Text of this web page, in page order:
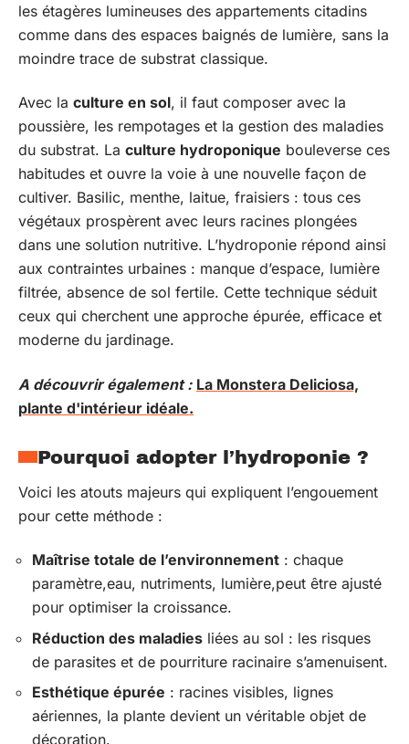
les étagères lumineuses des appartements citadins
comme dans des espaces baignés de lumière, sans la
moindre trace de substrat classique.
Avec la culture en sol, il faut composer avec la
poussière, les rempotages et la gestion des maladies
du substrat. La culture hydroponique bouleverse ces
habitudes et ouvre la voie à une nouvelle façon de
cultiver. Basilic, menthe, laitue, fraisiers : tous ces
végétaux prospèrent avec leurs racines plongées
dans une solution nutritive. L’hydroponie répond ainsi
aux contraintes urbaines : manque d’espace, lumière
filtrée, absence de sol fertile. Cette technique séduit
ceux qui cherchent une approche épurée, efficace et
moderne du jardinage.
A découvrir également : La Monstera Deliciosa,
plante d'intérieur idéale.
Pourquoi adopter l’hydroponie ?
Voici les atouts majeurs qui expliquent l’engouement
pour cette méthode :
Maîtrise totale de l’environnement : chaque
paramètre,eau, nutriments, lumière,peut être ajusté
pour optimiser la croissance.
Réduction des maladies liées au sol : les risques
de parasites et de pourriture racinaire s’amenuisent.
Esthétique épurée : racines visibles, lignes
aériennes, la plante devient un véritable objet de
décoration.